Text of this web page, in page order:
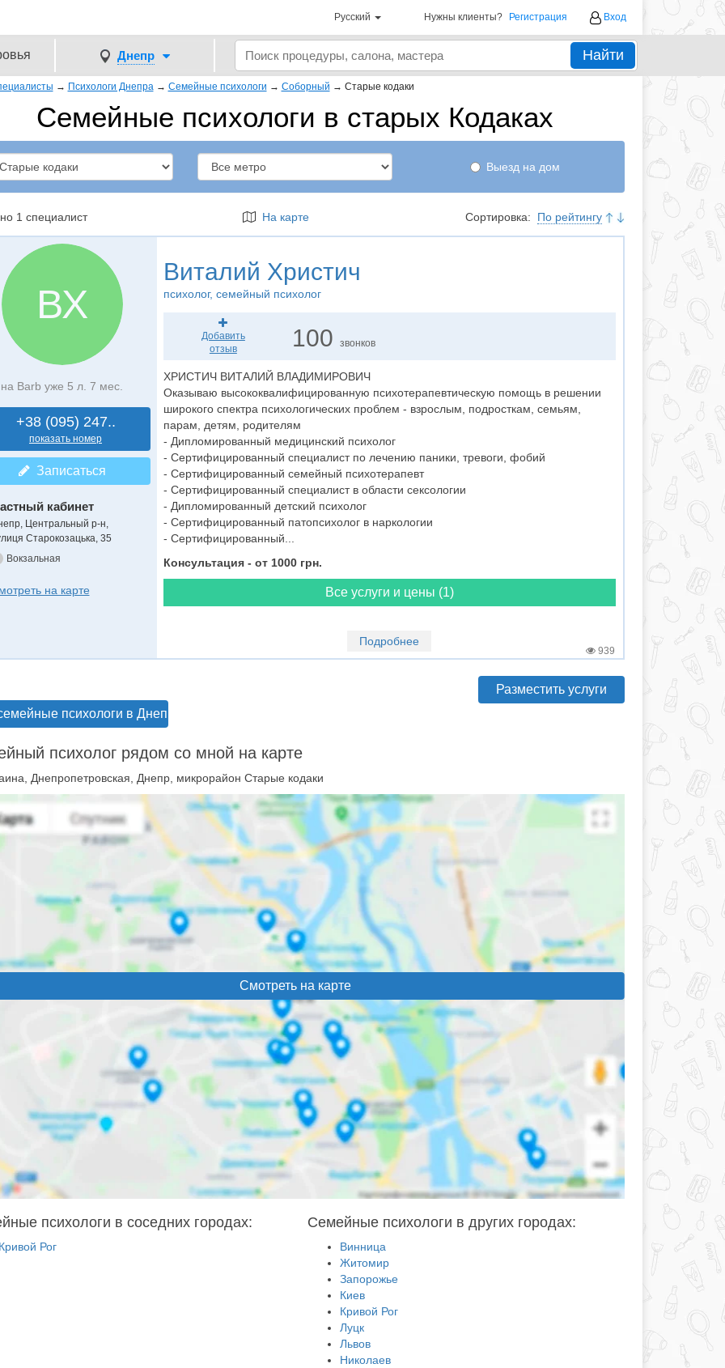
Русский Нужны клиенты? Регистрация Вход
Днепр Найти
→ Психологи Днепра → Семейные психологи → Соборный → Старые кодаки
Семейные психологи в старых Кодаках
Выезд на дом
1 специалист На карте Сортировка: По рейтингу
ВХ
на Barb уже 5 л. 7 мес.
+38 (095) 247..
показать номер
Записаться
кабинет
Центральный р-н,
Старокозацька, 35
Вокзальная
на карте
Виталий Христич
психолог, семейный психолог
Добавить
отзыв
100звонков
ХРИСТИЧ ВИТАЛИЙ ВЛАДИМИРОВИЧ
Оказываю высококвалифицированную психотерапевтическую помощь в решении
широкого спектра психологических проблем - взрослым, подросткам, семьям,
парам, детям, родителям
- Дипломированный медицинский психолог
- Сертифицированный специалист по лечению паники, тревоги, фобий
- Сертифицированный семейный психотерапевт
- Сертифицированный специалист в области сексологии
- Дипломированный детский психолог
- Сертифицированный патопсихолог в наркологии
- Сертифицированный...
Консультация - от 1000 грн.
Все услуги и цены (1)
Подробнее
939
психологи в Днепре
Разместить услуги
психолог рядом со мной на карте
Днепропетровская, Днепр, микрорайон Старые кодаки
Смотреть на карте
психологи в соседних городах:
Рог
Семейные психологи в других городах:
Винница
Житомир
Запорожье
Киев
Кривой Рог
Луцк
Львов
Николаев